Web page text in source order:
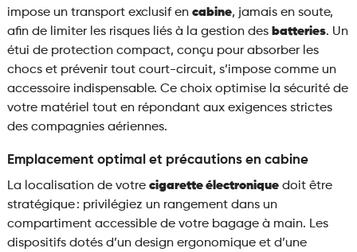
impose un transport exclusif en cabine, jamais en soute,
afin de limiter les risques liés à la gestion des batteries. Un
étui de protection compact, conçu pour absorber les
chocs et prévenir tout court-circuit, s’impose comme un
accessoire indispensable. Ce choix optimise la sécurité de
votre matériel tout en répondant aux exigences strictes
des compagnies aériennes.
Emplacement optimal et précautions en cabine
La localisation de votre cigarette électroniquedoit être
stratégique : privilégiez un rangement dans un
compartiment accessible de votre bagage à main. Les
dispositifs dotés d’un design ergonomique et d’une